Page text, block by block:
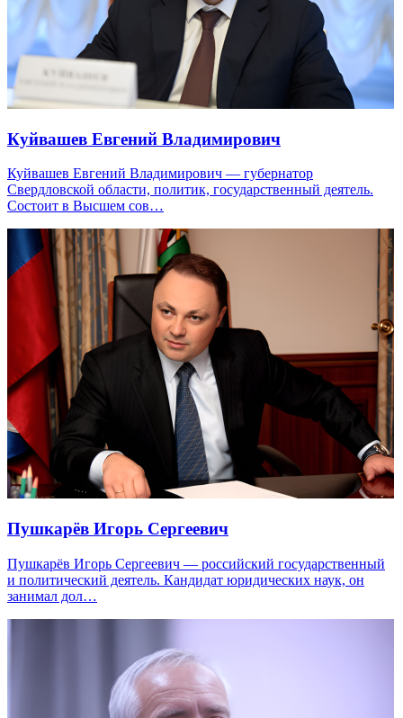
Куйвашев Евгений Владимирович
Куйвашев Евгений Владимирович — губернатор
Свердловской области, политик, государственный деятель.
Состоит в Высшем сов…
Пушкарёв Игорь Сергеевич
Пушкарёв Игорь Сергеевич — российский государственный
и политический деятель. Кандидат юридических наук, он
занимал дол…